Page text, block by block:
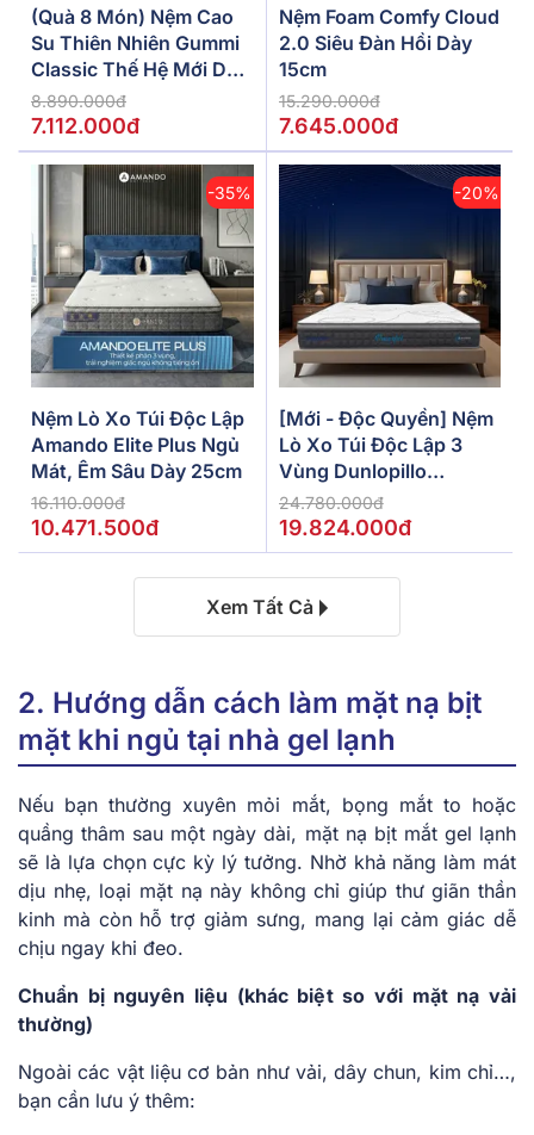
(Quà 8 Món) Nệm Cao
Su Thiên Nhiên Gummi
Classic Thế Hệ Mới Dày
5/10/15cm
8.890.000đ
7.112.000đ
Nệm Foam Comfy Cloud
2.0 Siêu Đàn Hồi Dày
15cm
15.290.000đ
7.645.000đ
-35%
Nệm Lò Xo Túi Độc Lập
Amando Elite Plus Ngủ
Mát, Êm Sâu Dày 25cm
16.110.000đ
10.471.500đ
-20%
[Mới - Độc Quyền] Nệm
Lò Xo Túi Độc Lập 3
Vùng Dunlopillo
De.Stress Powerful
24.780.000đ
19.824.000đ
Xem Tất Cả
2. Hướng dẫn cách làm mặt nạ bịt
mặt khi ngủ tại nhà gel lạnh
Nếu bạn thường xuyên mỏi mắt, bọng mắt to hoặc
quầng thâm sau một ngày dài, mặt nạ bịt mắt gel lạnh
sẽ là lựa chọn cực kỳ lý tưởng. Nhờ khả năng làm mát
dịu nhẹ, loại mặt nạ này không chỉ giúp thư giãn thần
kinh mà còn hỗ trợ giảm sưng, mang lại cảm giác dễ
chịu ngay khi đeo.
Chuẩn bị nguyên liệu (khác biệt so với mặt nạ vải
thường)
Ngoài các vật liệu cơ bản như vải, dây chun, kim chỉ…,
bạn cần lưu ý thêm: